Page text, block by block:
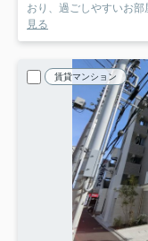
おり、過ごしやすいお
見る
賃貸マンション